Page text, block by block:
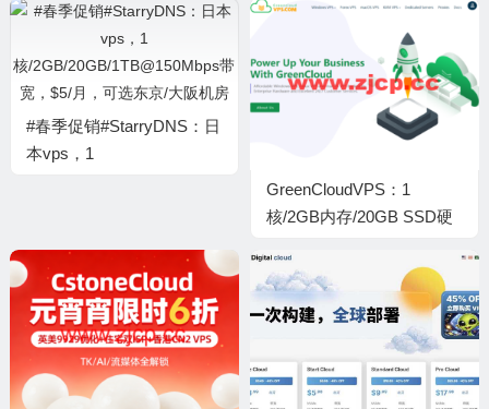
#春季促销#StarryDNS：日
本vps，1
GreenCloudVPS：1
核/2GB内存/20GB SSD硬
$15/年起，可选圣何塞/新
加坡/香港/堪萨斯机房